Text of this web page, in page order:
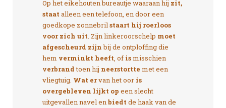
Op het eikehouten bureautje waaraan hij zit,
staat alleen een telefoon, en door een
goedkope zonnebrilstaart hij roerloos
voor zich uit. Zijn linkeroorschelp moet
afgescheurd zijnbij de ontploffing die
hem verminkt heeft, of ismisschien
verbrandtoen hij neerstortte met een
vliegtuig. Wat ervan het oor is
overgebleven lijkt op een slecht
uitgevallen navel enbiedt de haak van de